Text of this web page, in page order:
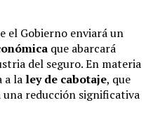
el Gobierno enviará un
que abarcará
del seguro. En materia
a la ley de cabotaje, que
reducción significativa